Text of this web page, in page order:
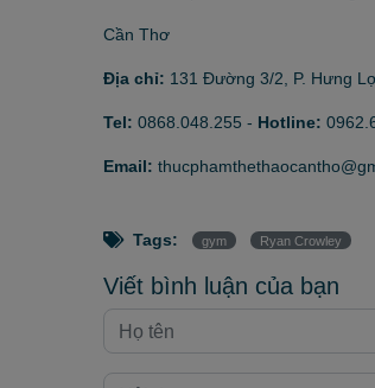
Cần Thơ
Địa chỉ: 131 Đường 3/2, P. Hưng
Tel: 0868.048.255 - Hotline:
Email:
Tags: gym Ryan Crowley
Viết bình luận của bạn